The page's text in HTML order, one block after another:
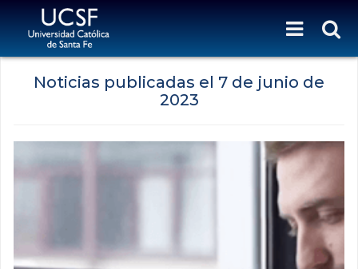
Noticias publicadas el 7 de junio de
2023